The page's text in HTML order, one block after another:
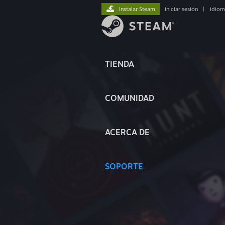
TIENDA
COMUNIDAD
ACERCA DE
SOPORTE
Instalar Steam iniciar sesión